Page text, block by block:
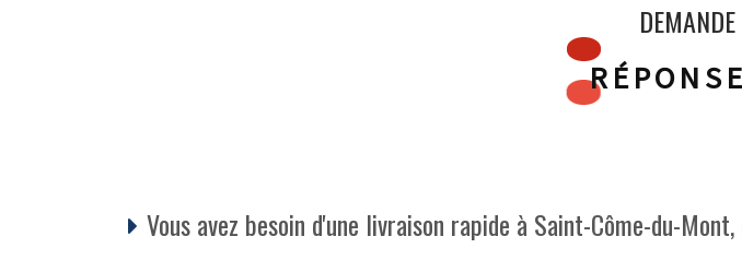
Vous avez besoin d'une livraison rapide à Saint-Côme-du-